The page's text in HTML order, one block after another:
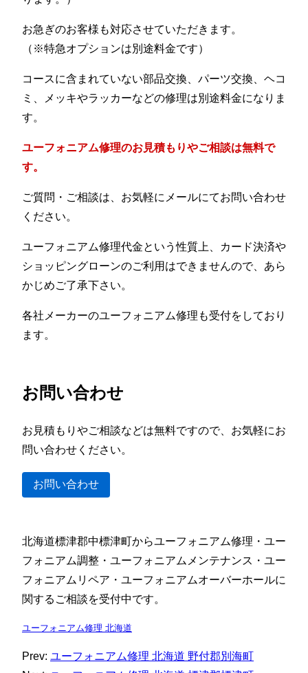
お急ぎのお客様も対応させていただきます。
（※特急オプションは別途料金です）
コースに含まれていない部品交換、パーツ交換、ヘコ
ミ、メッキやラッカーなどの修理は別途料金になりま
す。
ユーフォニアム修理のお見積もりやご相談は無料で
す。
ご質問・ご相談は、お気軽にメールにてお問い合わせ
ください。
ユーフォニアム修理代金という性質上、カード決済や
ショッピングローンのご利用はできませんので、あら
かじめご了承下さい。
各社メーカーのユーフォニアム修理も受付をしており
ます。
お問い合わせ
お見積もりやご相談などは無料ですので、お気軽にお
問い合わせください。
お問い合わせ
北海道標津郡中標津町からユーフォニアム修理・ユー
フォニアム調整・ユーフォニアムメンテナンス・ユー
フォニアムリペア・ユーフォニアムオーバーホールに
関するご相談を受付中です。
ユーフォニアム修理 北海道
Prev: ユーフォニアム修理 北海道 野付郡別海町